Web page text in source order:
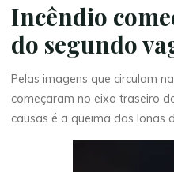
Incêndio
do segundo
Pelas imagens que circulam
começaram no eixo traseiro
causas é a queima das lonas